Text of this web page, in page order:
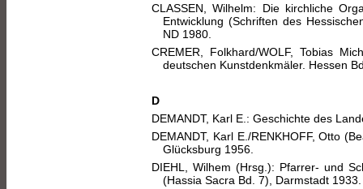
CLASSEN, Wilhelm: Die kirchliche
Entwicklung (Schriften des
ND 1980.
CREMER, Folkhard/WOLF, Tobias
deutschen Kunstdenkmäler. Hessen
D
DEMANDT, Karl E.: Geschichte des
DEMANDT, Karl E./RENKHOFF, Otto
Glücksburg 1956.
DIEHL, Wilhem (Hrsg.): Pfarrer- und
(Hassia Sacra Bd. 7), Darmstadt 1933.